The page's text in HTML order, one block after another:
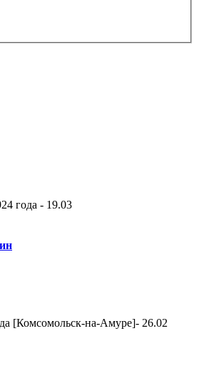
года - 19.03
[Комсомольск-на-Амуре]- 26.02